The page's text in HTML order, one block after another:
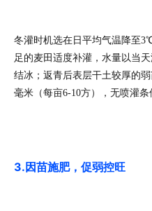
冬灌时机选在日平均气温降至
足的麦田适度补灌，水量以当
结冰；返青后表层干土较厚的
毫米（每亩6-10方），无喷灌条
3.因苗施肥，促弱控旺